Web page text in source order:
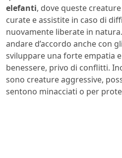
elefanti, dove queste
curate e assistite in caso di
nuovamente liberate in
andare d’accordo anche con
sviluppare una forte empatia
benessere, privo di conflitti.
sono creature aggressive,
sentono minacciati o per